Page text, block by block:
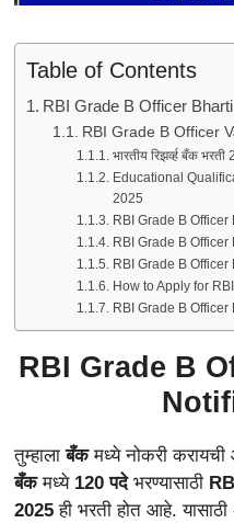
Table of Contents
RBI Grade B Officer
RBI Grade B Officer
भारतीय रिझर्व्ह बँक भरती
Educational
2025
RBI Grade B
RBI Grade B
RBI Grade B
How to Apply for
RBI Grade B
RBI Grade B
तुम्हालाबँकमध्ये नोकरी
बँकमध्ये120 पदेभरण्यासाठी
2025 ही भरती होत आहे.